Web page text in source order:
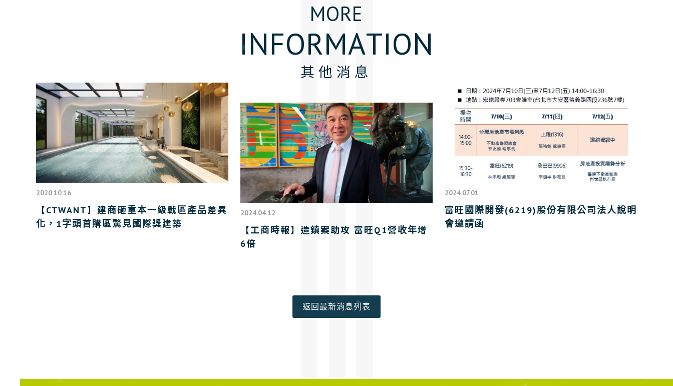
MORE
INFORMATION
其他消息
2020.10.16
【CTWANT】建商砸重本一級戰區產品差異
化，1字頭首購區驚見國際獎建築
2024.04.12
【工商時報】造鎮案助攻 富旺Q1營收年增
6倍
2024.07.01
富旺國際開發(6219)股份有限公司法人說明
會邀請函
返回最新消息列表